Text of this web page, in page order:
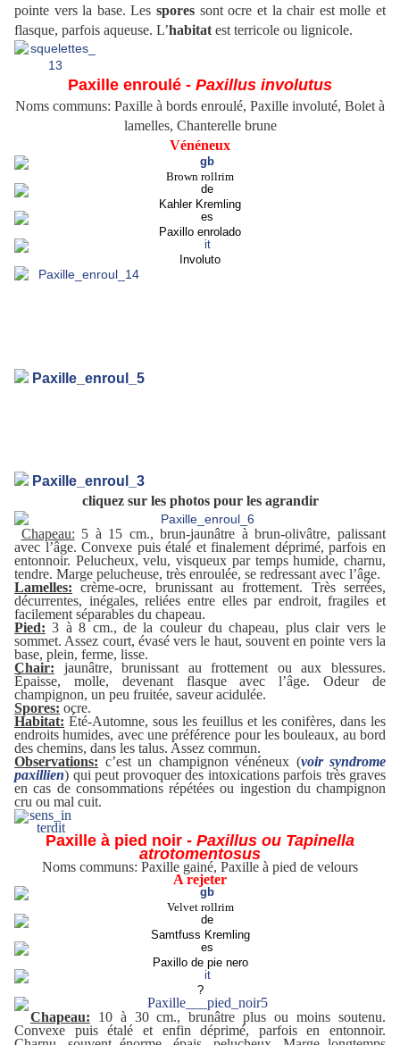
pointe vers la base. Lesspores sont ocre et la chair est molle et
flasque, parfois aqueuse. L’habitat est terricole ou lignicole.
Paxille enroulé - Paxillus involutus
Noms communs: Paxille à bords enroulé, Paxille involuté, Bolet à
lamelles, Chanterelle brune
Vénéneux
Brown rollrim
Kahler Kremling
Paxillo enrolado
Involuto
cliquez sur les photos pour les agrandir
Chapeau: 5 à 15 cm., brun-jaunâtre à brun-olivâtre, palissant
avec l’âge. Convexe puis étalé et finalement déprimé, parfois en
entonnoir. Pelucheux, velu, visqueux par temps humide, charnu,
tendre. Marge pelucheuse, très enroulée, se redressant avec l’âge.
Lamelles: crème-ocre, brunissant au frottement. Très serrées,
décurrentes, inégales, reliées entre elles par endroit, fragiles et
facilement séparables du chapeau.
Pied: 3 à 8 cm., de la couleur du chapeau, plus clair vers le
sommet. Assez court, évasé vers le haut, souvent en pointe vers la
base, plein, ferme, lisse.
Chair: jaunâtre, brunissant au frottement ou aux blessures.
Épaisse, molle, devenant flasque avec l’âge. Odeur de
champignon, un peu fruitée, saveur acidulée.
Spores: ocre.
Habitat: Été-Automne, sous les feuillus et les conifères, dans les
endroits humides, avec une préférence pour les bouleaux, au bord
des chemins, dans les talus. Assez commun.
Observations: c’est un champignon vénéneux (voir syndrome
paxillien) qui peut provoquer des intoxications parfois très graves
en cas de consommations répétées ou ingestion du champignon
cru ou mal cuit.
Paxille à pied noir - Paxillus ou Tapinella
atrotomentosus
Noms communs: Paxille gainé, Paxille à pied de velours
A rejeter
Velvet rollrim
Samtfuss Kremling
Paxillo de pie nero
?
Chapeau: 10 à 30 cm., brunâtre plus ou moins soutenu.
Convexe puis étalé et enfin déprimé, parfois en entonnoir.